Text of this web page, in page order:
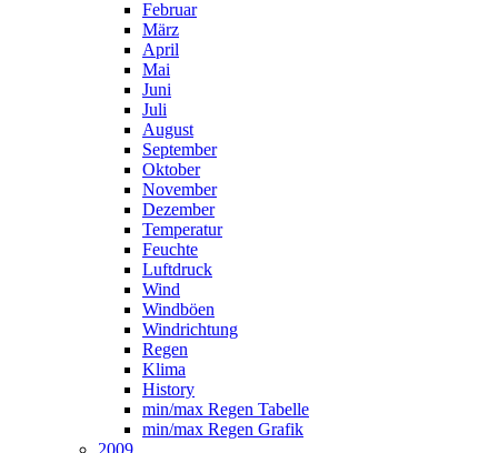
Februar
März
April
Mai
Juni
Juli
August
September
Oktober
November
Dezember
Temperatur
Feuchte
Luftdruck
Wind
Windböen
Windrichtung
Regen
Klima
History
min/max Regen Tabelle
min/max Regen Grafik
2009